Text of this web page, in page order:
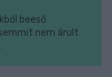
beeső
nem árult